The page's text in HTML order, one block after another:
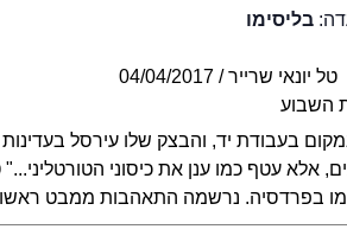
בליסימו
טל יונאי שרייר
04/04/2017
השבוע
במקום בעבודת יד, והבצק שלו עירסל
אלא עטף כמו ענן את כיסוני
בפרדסיה. נרשמה התאהבות ממבט